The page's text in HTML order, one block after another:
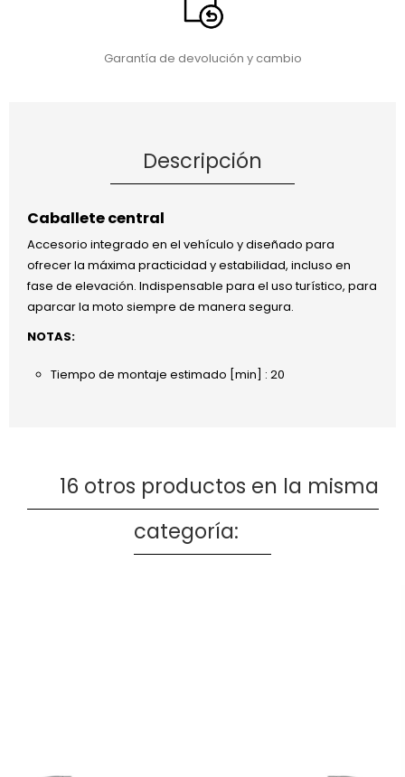
Garantía de devolución y cambio
Descripción
Caballete central
Accesorio integrado en el vehículo y diseñado para
ofrecer la máxima practicidad y estabilidad, incluso en
fase de elevación. Indispensable para el uso turístico, para
aparcar la moto siempre de manera segura.
NOTAS:
Tiempo de montaje estimado [min] : 20
16 otros productos en la misma
categoría: